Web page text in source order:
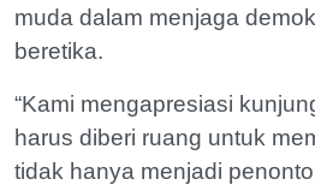
muda dalam menjaga
beretika.
“Kami mengapresiasi
harus diberi ruang untuk
tidak hanya menjadi